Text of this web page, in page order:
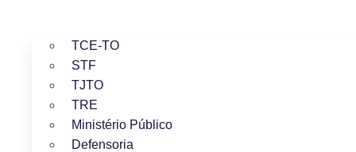
TCE-TO
STF
TJTO
TRE
Ministério Público
Defensoria